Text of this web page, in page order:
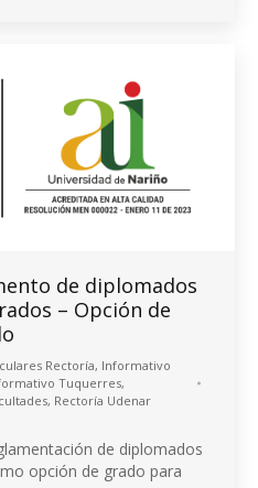
de diplomados
– Opción de
Rectoría, Informativo
Tuquerres,
, Rectoría Udenar
de diplomados
opción de grado para